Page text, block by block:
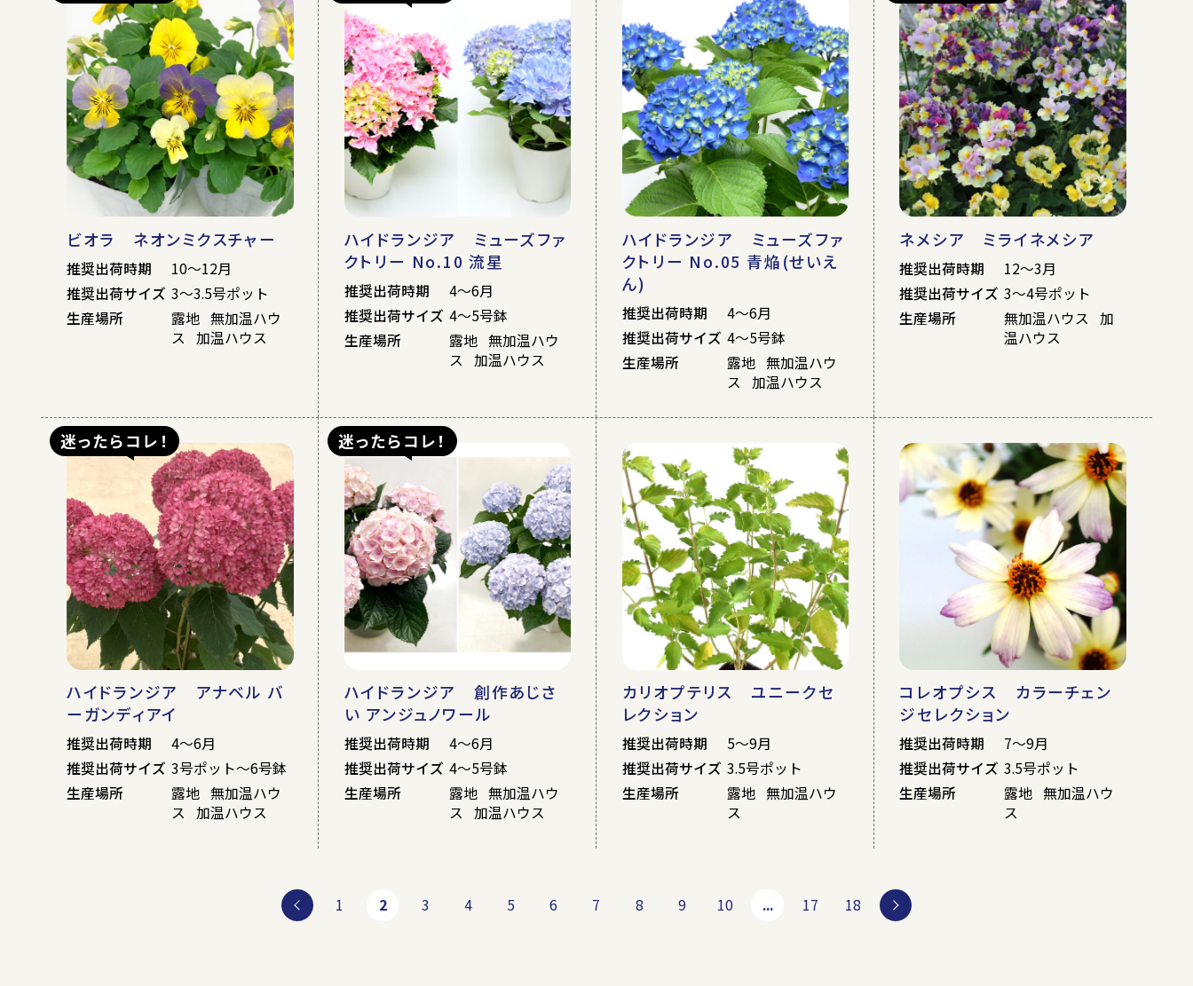
ビオラ ネオンミクスチャー
推奨出荷時期
10～12月
推奨出荷サイズ 3～3.5号ポット
生産場所
露地 無加温ハウ
ス 加温ハウス
ハイドランジア ミューズファ
クトリー No.10 流星
推奨出荷時期
4～6月
推奨出荷サイズ 4～5号鉢
生産場所
露地 無加温ハウ
ス 加温ハウス
ハイドランジア ミューズファ
クトリー No.05 青焔(せいえ
ん)
推奨出荷時期
4～6月
推奨出荷サイズ 4～5号鉢
生産場所
露地 無加温ハウ
ス 加温ハウス
ネメシア ミライネメシア
推奨出荷時期
12～3月
推奨出荷サイズ 3～4号ポット
生産場所
無加温ハウス 加
温ハウス
迷ったらコレ！
ハイドランジア アナベル バ
ーガンディアイ
推奨出荷時期
4～6月
推奨出荷サイズ 3号ポット～6号鉢
生産場所
露地 無加温ハウ
ス 加温ハウス
迷ったらコレ！
ハイドランジア 創作あじさ
い アンジュノワール
推奨出荷時期
4～6月
推奨出荷サイズ 4～5号鉢
生産場所
露地 無加温ハウ
ス 加温ハウス
カリオプテリス ユニークセ
レクション
推奨出荷時期
5～9月
推奨出荷サイズ 3.5号ポット
生産場所
露地 無加温ハウ
ス
コレオプシス カラーチェン
ジセレクション
推奨出荷時期
7～9月
推奨出荷サイズ 3.5号ポット
生産場所
露地 無加温ハウ
ス
1 2 3 4 5 6 7 8 9 10 ... 17 18